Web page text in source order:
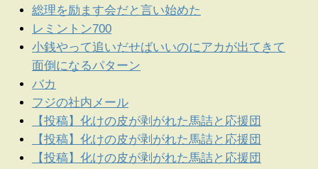
総理を励ます会だと言い始めた
レミントン700
小銭やって追いだせばいいのにアカが出てきて
面倒になるパターン
バカ
フジの社内メール
【投稿】化けの皮が剥がれた馬詰と応援団
【投稿】化けの皮が剥がれた馬詰と応援団
【投稿】化けの皮が剥がれた馬詰と応援団